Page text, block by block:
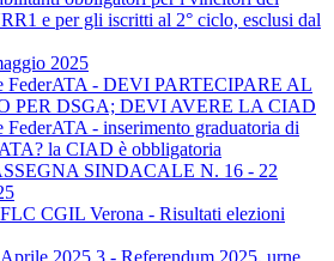
e per gli iscritti al 2° ciclo, esclusi dal
2025
FederATA - DEVI PARTECIPARE AL
PER DSGA; DEVI AVERE LA CIAD
FederATA - inserimento graduatoria di
la CIAD è obbligatoria
SINDACALE N. 16 - 22
CGIL Verona - Risultati elezioni